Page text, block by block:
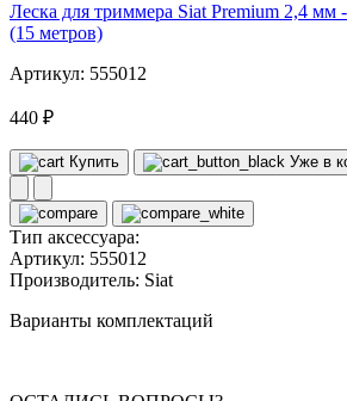
Леска для триммера Siat Premium 2,4 мм
(15 метров)
Артикул: 555012
440 ₽
Купить Уже в
Тип аксессуара:
Артикул: 555012
Производитель: Siat
Варианты комплектаций